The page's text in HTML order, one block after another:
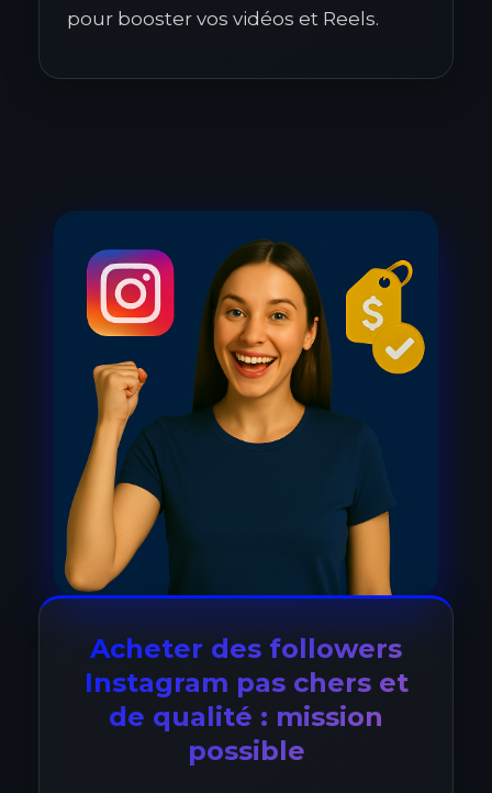
pour booster vos vidéos et Reels.
Acheter des followers
Instagram pas chers et
de qualité : mission
possible